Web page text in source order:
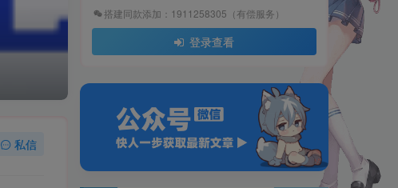
私信
搭建同款添加：1911258305（有偿服务）
登录查看